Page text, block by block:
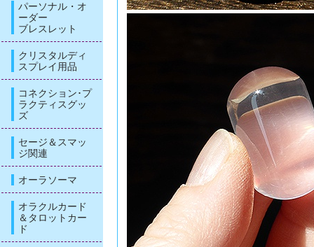
パーソナル・オ
ーダー
ブレスレット
クリスタルディ
スプレイ用品
コネクション･プ
ラクティスグッ
ズ
セージ＆スマッ
ジ関連
オーラソーマ
オラクルカード
＆タロットカー
ド